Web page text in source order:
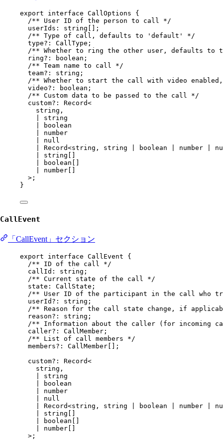
export interface CallOptions {
/** User ID of the person to call */
userIds : string [];
/** Type of call, defaults to 'default' */
type?: CallType ;
/** Whether to ring the other user, defaults to
ring?: boolean ;
/** Team name to call */
team?: string ;
/** Whether to start the call with video
video?: boolean ;
/** Custom data to be passed to the call */
custom?: Record<
string ,
string
boolean
number
null
Record<string , string boolean number
string []
boolean []
number []
>;
}
CallEvent
「CallEvent」セクション
export interface CallEvent {
/** ID of the call */
callId : string ;
/** Current state of the call */
state : CallState ;
/** User ID of the participant in the call who
userId ?: string ;
/** Reason for the call state change, if
reason?: string ;
/** Information about the caller (for incoming
caller?: CallMember ;
/** List of call members */
members?: CallMember [];
custom?: Record<
string ,
string
boolean
number
null
Record<string , string boolean number
string
boolean
number
>;